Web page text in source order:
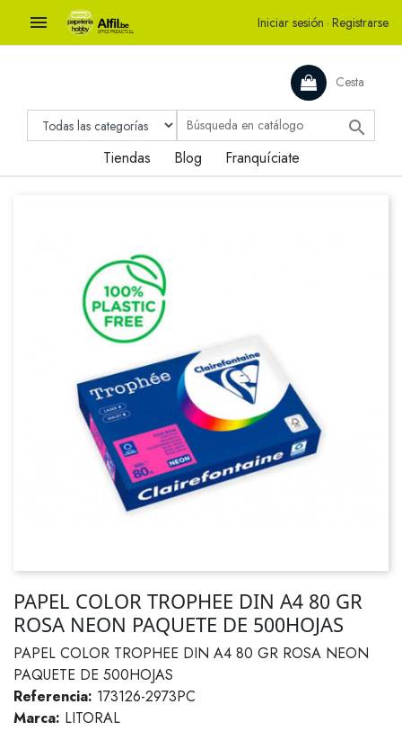
 Iniciar sesión · Registrarse
Cesta

Tiendas Blog Franquíciate
PAPEL COLOR TROPHEE DIN A4 80 GR
ROSA NEON PAQUETE DE 500HOJAS
PAPEL COLOR TROPHEE DIN A4 80 GR ROSA NEON
PAQUETE DE 500HOJAS
Referencia: 173126-2973PC
Marca: LITORAL